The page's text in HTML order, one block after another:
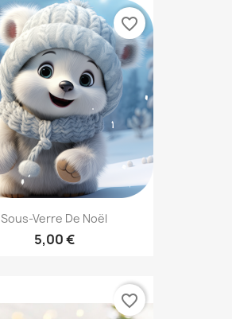
Sous-Verre De Noël
5,00 €
favorite_border
favorite_border